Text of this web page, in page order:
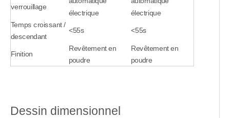
verrouillage
électrique
électrique
Temps croissant /
descendant
<55s <55s
Finition
Revêtement en
poudre
Revêtement en
poudre
Dessin dimensionnel